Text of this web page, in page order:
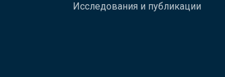
Исследования и публикации